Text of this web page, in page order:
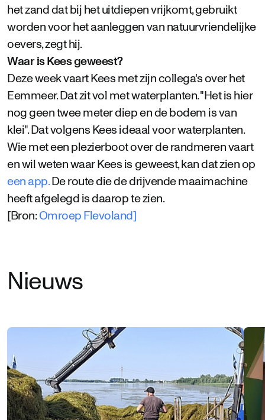
het zand dat bij het uitdiepen vrijkomt, gebruikt
worden voor het aanleggen van natuurvriendelijke
oevers, zegt hij.
Waar is Kees geweest?
Deze week vaart Kees met zijn collega's over het
Eemmeer. Dat zit vol met waterplanten. "Het is hier
nog geen twee meter diep en de bodem is van
klei". Dat volgens Kees ideaal voor waterplanten.
Wie met een plezierboot over de randmeren vaart
en wil weten waar Kees is geweest, kan dat zien op
een app.De route die de drijvende maaimachine
heeft afgelegd is daarop te zien.
[Bron:Omroep Flevoland]
Nieuws